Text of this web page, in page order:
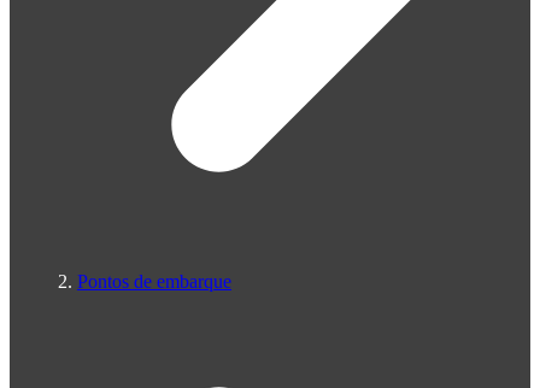
Pontos de embarque